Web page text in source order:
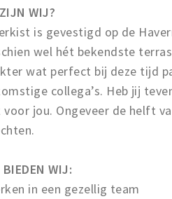
WIJ?
is gevestigd op de
wel hét bekendste
wat perfect bij deze tijd
collega’s. Heb jij
voor jou. Ongeveer de helft
BIEDEN WIJ:
in een gezellig team